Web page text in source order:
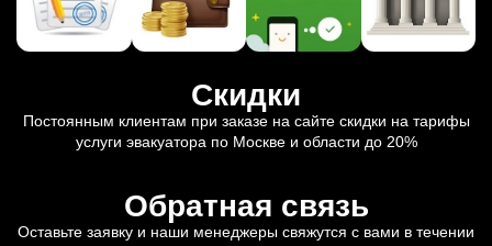
Скидки
Постоянным клиентам при заказе на сайте скидки на тарифы
услуги эвакуатора по Москве и области до 20%
Обратная связь
Оставьте заявку и наши менеджеры свяжутся с вами в течении